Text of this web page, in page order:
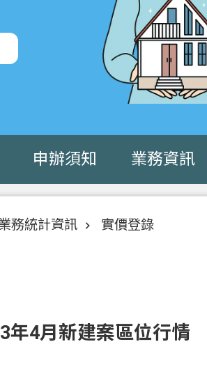
申辦須知 業務資訊
務統計資訊 實價登錄
年4月新建案區位行情